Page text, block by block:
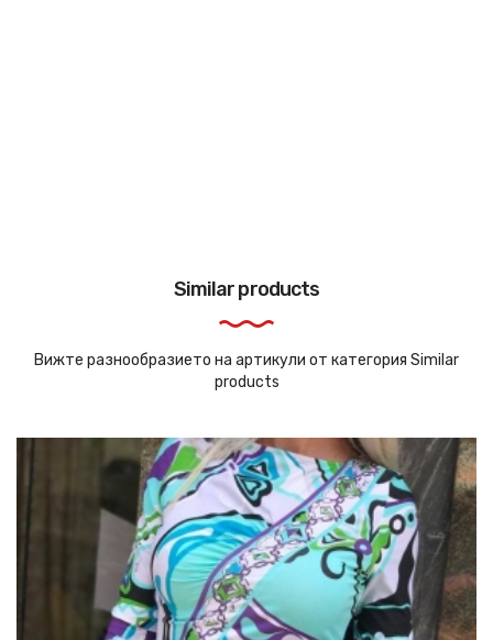
Similar products
Вижте разнообразието на артикули от категория Similar
products